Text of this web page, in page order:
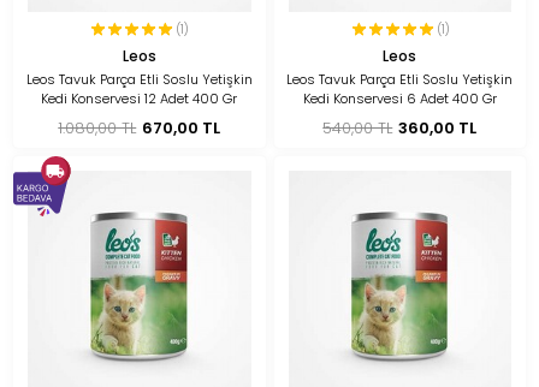
(1)
Leos
Leos Tavuk Parça Etli Soslu Yetişkin
Kedi Konservesi 12 Adet 400 Gr
1.080,00 TL 670,00 TL
(1)
Leos
Leos Tavuk Parça Etli Soslu Yetişkin
Kedi Konservesi 6 Adet 400 Gr
540,00 TL 360,00 TL